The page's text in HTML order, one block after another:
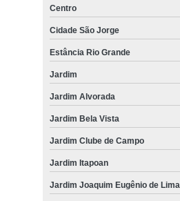
Centro
Cidade São Jorge
Estância Rio Grande
Jardim
Jardim Alvorada
Jardim Bela Vista
Jardim Clube de Campo
Jardim Itapoan
Jardim Joaquim Eugênio de Lima